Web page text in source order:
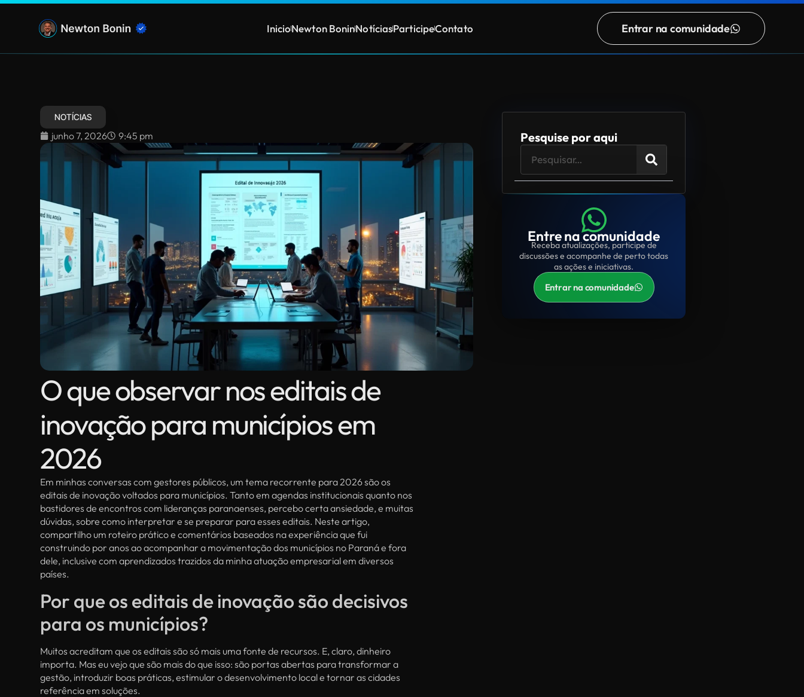
InicioNewton BoninNotíciasParticipeContato Entrar na comunidade
NOTÍCIAS
junho 7, 2026 9:45 pm
O que observar nos editais de
inovação para municípios em
2026
Em minhas conversas com gestores públicos, um tema recorrente para 2026 são os
editais de inovação voltados para municípios. Tanto em agendas institucionais quanto nos
bastidores de encontros com lideranças paranaenses, percebo certa ansiedade, e muitas
dúvidas, sobre como interpretar e se preparar para esses editais. Neste artigo,
compartilho um roteiro prático e comentários baseados na experiência que fui
construindo por anos ao acompanhar a movimentação dos municípios no Paraná e fora
dele, inclusive com aprendizados trazidos da minha atuação empresarial em diversos
países.
Por que os editais de inovação são decisivos
para os municípios?
Muitos acreditam que os editais são só mais uma fonte de recursos. E, claro, dinheiro
importa. Mas eu vejo que são mais do que isso: são portas abertas para transformar a
gestão, introduzir boas práticas, estimular o desenvolvimento local e tornar as cidades
referência em soluções.
Pesquise por aqui
Entre na comunidade
Receba atualizações, participe de
discussões e acompanhe de perto todas
as ações e iniciativas.
Entrar na comunidade